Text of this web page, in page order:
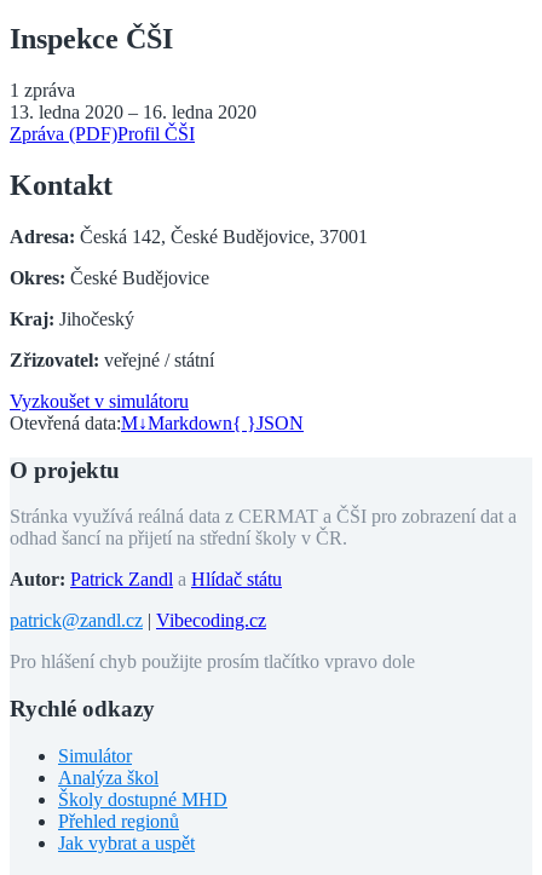
Inspekce ČŠI
1 zpráva
13. ledna 2020 – 16. ledna 2020
Zpráva (PDF)Profil ČŠI
Kontakt
Adresa: Česká 142, České Budějovice, 37001
Okres: České Budějovice
Kraj: Jihočeský
Zřizovatel: veřejné / státní
Vyzkoušet v simulátoru
Otevřená data:M↓Markdown{ }JSON
O projektu
Stránka využívá reálná data z CERMAT a ČŠI pro zobrazení dat a
odhad šancí na přijetí na střední školy v ČR.
Autor: Patrick Zandl a Hlídač státu
patrick@zandl.cz | Vibecoding.cz
Pro hlášení chyb použijte prosím tlačítko vpravo dole
Rychlé odkazy
Simulátor
Analýza škol
Školy dostupné MHD
Přehled regionů
Jak vybrat a uspět